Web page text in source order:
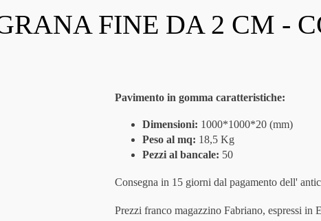
FINE DA 2 CM -
Pavimento in gomma caratteristiche:
Dimensioni: 1000*1000*20 (mm)
Peso al mq: 18,5 Kg
Pezzi al bancale: 50
Consegna in 15 giorni dal pagamento dell'
Prezzi franco magazzino Fabriano, espressi in